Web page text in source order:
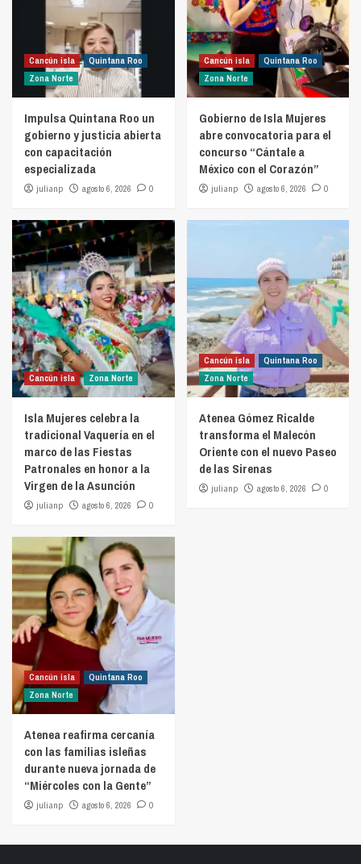
Cancún isla
Quintana Roo
Zona Norte
Impulsa Quintana Roo un
gobierno y justicia abierta
con capacitación
especializada
julianp agosto 6, 2026 0
Cancún isla
Quintana Roo
Zona Norte
Gobierno de Isla Mujeres
abre convocatoria para el
concurso “Cántale a
México con el Corazón”
julianp agosto 6, 2026 0
Cancún isla Zona Norte
Isla Mujeres celebra la
tradicional Vaquería en el
marco de las Fiestas
Patronales en honor a la
Virgen de la Asunción
julianp agosto 6, 2026 0
Cancún isla
Quintana Roo
Zona Norte
Atenea Gómez Ricalde
transforma el Malecón
Oriente con el nuevo Paseo
de las Sirenas
julianp agosto 6, 2026 0
Cancún isla
Quintana Roo
Zona Norte
Atenea reafirma cercanía
con las familias isleñas
durante nueva jornada de
“Miércoles con la Gente”
julianp agosto 6, 2026 0